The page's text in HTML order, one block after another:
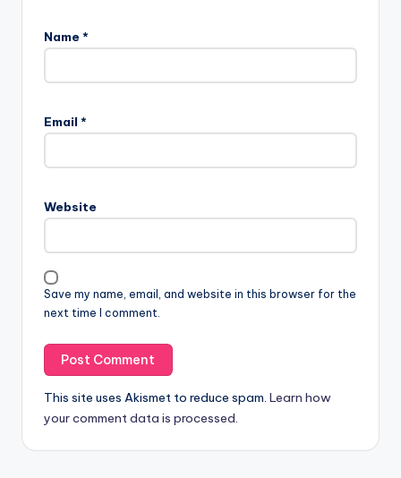
Name *
Email *
Website
Save my name, email, and website in this browser for the
next time I comment.
This site uses Akismet to reduce spam. Learn how
your comment data is processed.